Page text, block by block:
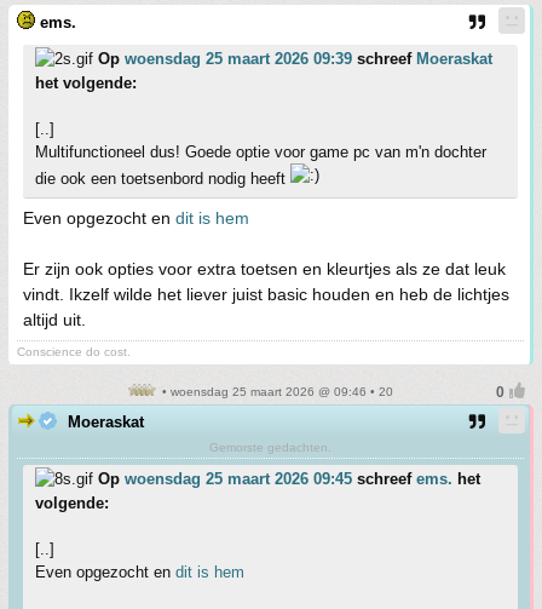
ems.
Op woensdag 25 maart 2026 09:39 schreef Moeraskat
het volgende:
[..]
Multifunctioneel dus! Goede optie voor game pc van m'n dochter
die ook een toetsenbord nodig heeft
Even opgezocht en dit is hem
Er zijn ook opties voor extra toetsen en kleurtjes als ze dat leuk
vindt. Ikzelf wilde het liever juist basic houden en heb de lichtjes
altijd uit.
Conscience do cost.
• woensdag 25 maart 2026 @ 09:46 • 20
Moeraskat
Gemorste gedachten.
Op woensdag 25 maart 2026 09:45 schreef ems. het
volgende:
[..]
Even opgezocht en dit is hem